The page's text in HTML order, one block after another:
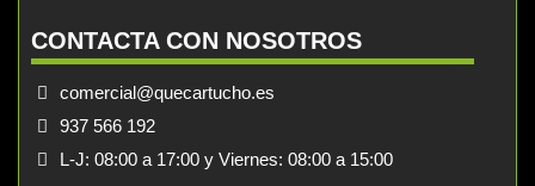
CONTACTA CON NOSOTROS
comercial@quecartucho.es
937 566 192
L-J: 08:00 a 17:00 y Viernes: 08:00 a 15:00